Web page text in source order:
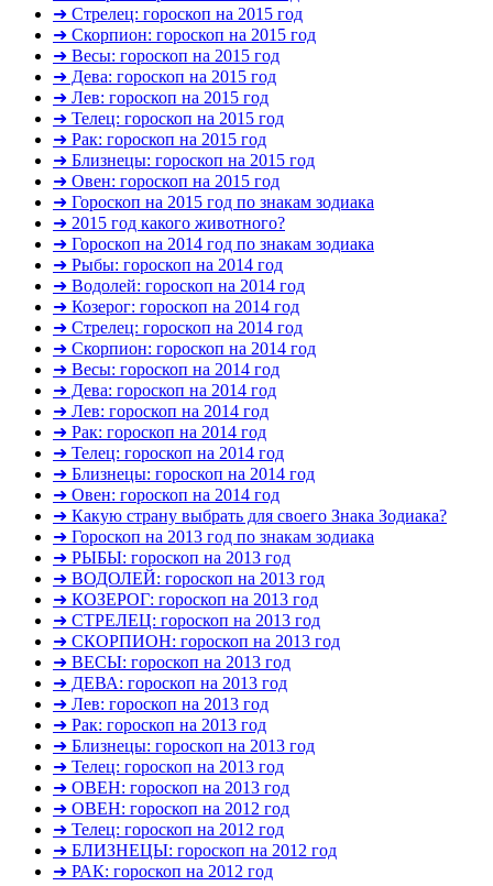
➜ Стрелец: гороскоп на 2015 год
➜ Скорпион: гороскоп на 2015 год
➜ Весы: гороскоп на 2015 год
➜ Дева: гороскоп на 2015 год
➜ Лев: гороскоп на 2015 год
➜ Телец: гороскоп на 2015 год
➜ Рак: гороскоп на 2015 год
➜ Близнецы: гороскоп на 2015 год
➜ Овен: гороскоп на 2015 год
➜ Гороскоп на 2015 год по знакам зодиака
➜ 2015 год какого животного?
➜ Гороскоп на 2014 год по знакам зодиака
➜ Рыбы: гороскоп на 2014 год
➜ Водолей: гороскоп на 2014 год
➜ Козерог: гороскоп на 2014 год
➜ Стрелец: гороскоп на 2014 год
➜ Скорпион: гороскоп на 2014 год
➜ Весы: гороскоп на 2014 год
➜ Дева: гороскоп на 2014 год
➜ Лев: гороскоп на 2014 год
➜ Рак: гороскоп на 2014 год
➜ Телец: гороскоп на 2014 год
➜ Близнецы: гороскоп на 2014 год
➜ Овен: гороскоп на 2014 год
➜ Какую страну выбрать для своего Знака Зодиака?
➜ Гороскоп на 2013 год по знакам зодиака
➜ РЫБЫ: гороскоп на 2013 год
➜ ВОДОЛЕЙ: гороскоп на 2013 год
➜ КОЗЕРОГ: гороскоп на 2013 год
➜ СТРЕЛЕЦ: гороскоп на 2013 год
➜ СКОРПИОН: гороскоп на 2013 год
➜ ВЕСЫ: гороскоп на 2013 год
➜ ДЕВА: гороскоп на 2013 год
➜ Лев: гороскоп на 2013 год
➜ Рак: гороскоп на 2013 год
➜ Близнецы: гороскоп на 2013 год
➜ Телец: гороскоп на 2013 год
➜ ОВЕН: гороскоп на 2013 год
➜ ОВЕН: гороскоп на 2012 год
➜ Телец: гороскоп на 2012 год
➜ БЛИЗНЕЦЫ: гороскоп на 2012 год
➜ РАК: гороскоп на 2012 год